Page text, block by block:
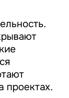
проектах.